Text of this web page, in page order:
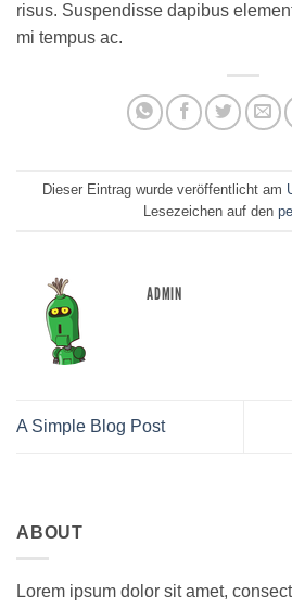
risus. Suspendisse dapibus
mi tempus ac.
Dieser Eintrag wurde veröffentlicht am
Lesezeichen auf den
ADMIN
A Simple Blog Post
ABOUT
Lorem ipsum dolor sit amet,